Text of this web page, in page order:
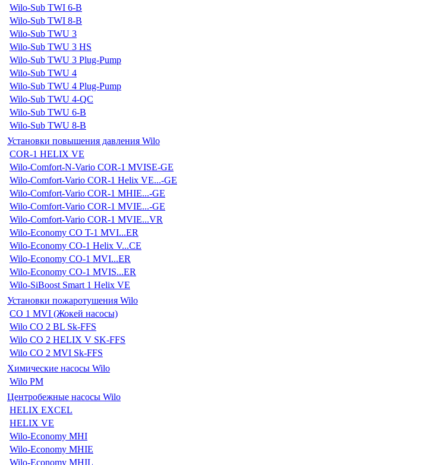
Wilo-Sub TWI 6-B
Wilo-Sub TWI 8-B
Wilo-Sub TWU 3
Wilo-Sub TWU 3 HS
Wilo-Sub TWU 3 Plug-Pump
Wilo-Sub TWU 4
Wilo-Sub TWU 4 Plug-Pump
Wilo-Sub TWU 4-QC
Wilo-Sub TWU 6-B
Wilo-Sub TWU 8-B
Установки повышения давления Wilo
COR-1 HELIX VE
Wilo-Comfort-N-Vario COR-1 MVISE-GE
Wilo-Comfort-Vario COR-1 Helix VE...-GE
Wilo-Comfort-Vario COR-1 MHIE...-GE
Wilo-Comfort-Vario COR-1 MVIE...-GE
Wilo-Comfort-Vario COR-1 MVIE...VR
Wilo-Economy CO T-1 MVI...ER
Wilo-Economy CO-1 Helix V...CE
Wilo-Economy CO-1 MVI...ER
Wilo-Economy CO-1 MVIS...ER
Wilo-SiBoost Smart 1 Helix VE
Установки пожаротушения Wilo
CO 1 MVI (Жокей насосы)
Wilo CO 2 BL Sk-FFS
Wilo CO 2 HELIX V SK-FFS
Wilo CO 2 MVI Sk-FFS
Химические насосы Wilo
Wilo PM
Центробежные насосы Wilo
HELIX EXCEL
HELIX VE
Wilo-Economy MHI
Wilo-Economy MHIE
Wilo-Economy MHIL